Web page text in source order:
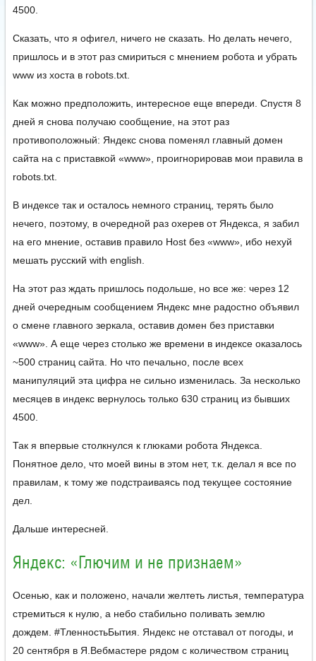
4500.
Сказать, что я офигел, ничего не сказать. Но делать нечего,
пришлось и в этот раз смириться с мнением робота и убрать
www из хоста в robots.txt.
Как можно предположить, интересное еще впереди. Спустя 8
дней я снова получаю сообщение, на этот раз
противоположный: Яндекс снова поменял главный домен
сайта на с приставкой «www», проигнорировав мои правила в
robots.txt.
В индексе так и осталось немного страниц, терять было
нечего, поэтому, в очередной раз охерев от Яндекса, я забил
на его мнение, оставив правило Host без «www», ибо нехуй
мешать русский with english.
На этот раз ждать пришлось подольше, но все же: через 12
дней очередным сообщением Яндекс мне радостно объявил
о смене главного зеркала, оставив домен без приставки
«www». А еще через столько же времени в индексе оказалось
~500 страниц сайта. Но что печально, после всех
манипуляций эта цифра не сильно изменилась. За несколько
месяцев в индекс вернулось только 630 страниц из бывших
4500.
Так я впервые столкнулся к глюками робота Яндекса.
Понятное дело, что моей вины в этом нет, т.к. делал я все по
правилам, к тому же подстраиваясь под текущее состояние
дел.
Дальше интересней.
Яндекс: «Глючим и не признаем»
Осенью, как и положено, начали желтеть листья, температура
стремиться к нулю, а небо стабильно поливать землю
дождем. #ТленностьБытия. Яндекс не отставал от погоды, и
20 сентября в Я.Вебмастере рядом с количеством страниц